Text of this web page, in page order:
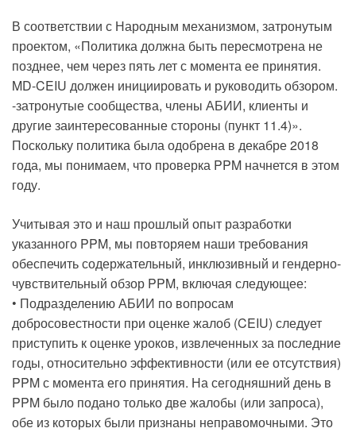
В соответствии с Народным механизмом, затронутым
проектом, «Политика должна быть пересмотрена не
позднее, чем через пять лет с момента ее принятия.
MD-CEIU должен инициировать и руководить обзором.
-затронутые сообщества, члены АБИИ, клиенты и
другие заинтересованные стороны (пункт 11.4)».
Поскольку политика была одобрена в декабре 2018
года, мы понимаем, что проверка PPM начнется в этом
году.
Учитывая это и наш прошлый опыт разработки
указанного PPM, мы повторяем наши требования
обеспечить содержательный, инклюзивный и гендерно-
чувствительный обзор PPM, включая следующее:
• Подразделению АБИИ по вопросам
добросовестности при оценке жалоб (CEIU) следует
приступить к оценке уроков, извлеченных за последние
годы, относительно эффективности (или ее отсутствия)
PPM с момента его принятия. На сегодняшний день в
PPM было подано только две жалобы (или запроса),
обе из которых были признаны неправомочными. Это